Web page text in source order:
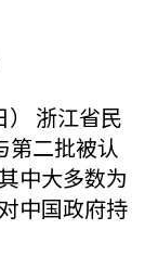
） 浙江省民
第二批被认
中大多数为
中国政府持